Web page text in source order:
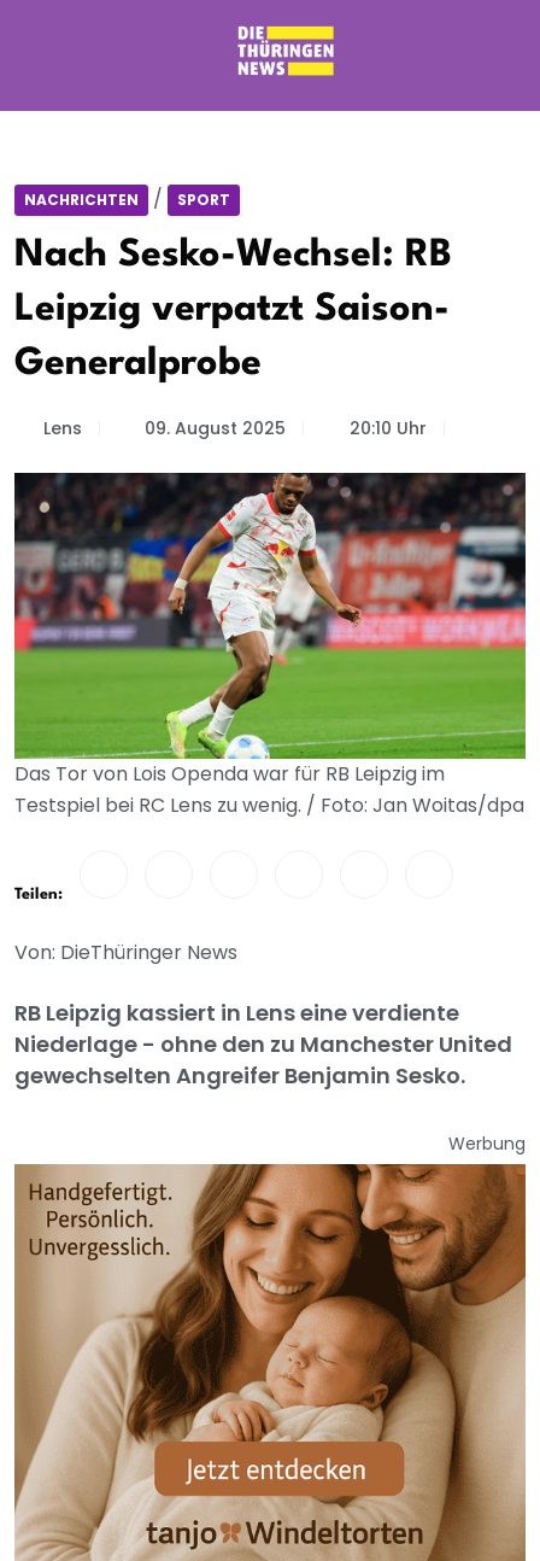
NACHRICHTEN / SPORT
Nach Sesko-Wechsel: RB
Leipzig verpatzt Saison-
Generalprobe
Lens 09. August 2025 20:10 Uhr
Das Tor von Lois Openda war für RB Leipzig im
Testspiel bei RC Lens zu wenig. / Foto: Jan Woitas/dpa
Teilen:
Von: DieThüringer News
RB Leipzig kassiert in Lens eine verdiente
Niederlage - ohne den zu Manchester United
gewechselten Angreifer Benjamin Sesko.
Werbung